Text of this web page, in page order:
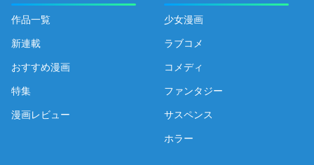
作品一覧
新連載
おすすめ漫画
特集
漫画レビュー
少女漫画
ラブコメ
コメディ
ファンタジー
サスペンス
ホラー